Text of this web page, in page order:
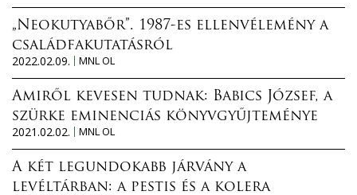
„Neokutyabőr”. 1987-es ellenvélemény a
családfakutatásról
2022.02.09.
MNL OL
Amiről kevesen tudnak: Babics József, a
szürke eminenciás könyvgyűjteménye
2021.02.02.
MNL OL
A két legundokabb járvány a
levéltárban: a pestis és a kolera